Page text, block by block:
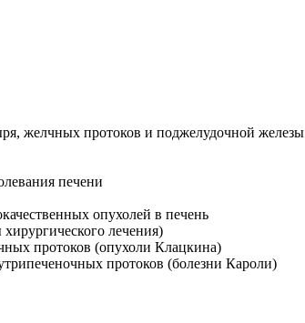
желчных протоков и поджелудочной железы
печени
опухолей в печень
лечения)
протоков (опухоли Клацкина)
протоков (болезни Кароли)